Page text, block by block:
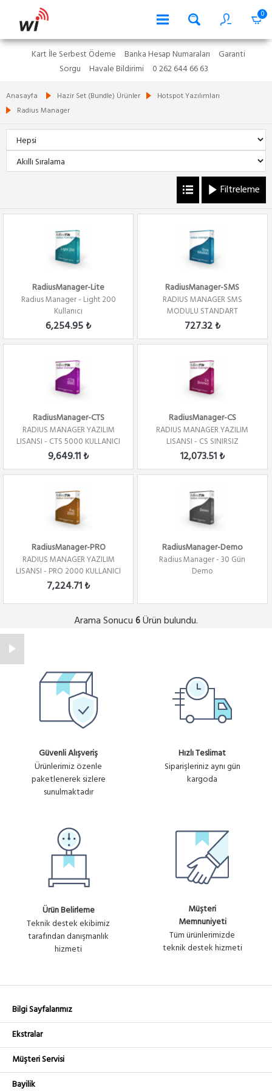
0
Kart İle Serbest Ödeme Banka Hesap Numaraları
Garanti
Sorgu
Havale Bildirimi 0 262 644 66 63
Anasayfa Hazir Set (Bundle) Ürünler
Hotspot Yazılımları
Radius Manager
Filtreleme
RadiusManager-Lite
Radius Manager - Light 200
Kullanıcı
6,254.95 ₺
RadiusManager-SMS
RADIUS MANAGER SMS
MODULU STANDART
727.32 ₺
RadiusManager-CTS
RADIUS MANAGER YAZILIM
LISANSI - CTS 5000 KULLANICI
9,649.11 ₺
RadiusManager-CS
RADIUS MANAGER YAZILIM
LISANSI - CS SINIRSIZ
KULLANICI
12,073.51 ₺
RadiusManager-PRO
RADIUS MANAGER YAZILIM
LISANSI - PRO 2000 KULLANICI
7,224.71 ₺
RadiusManager-Demo
Radius Manager - 30 Gün
Demo
Arama Sonucu 6Ürün bulundu.
Güvenli Alışveriş
Ürünlerimiz özenle
paketlenerek sizlere
sunulmaktadır
Hızlı Teslimat
Siparişleriniz aynı gün
kargoda
Ürün Belirleme
Teknik destek ekibimiz
tarafından danışmanlık
hizmeti
Müşteri
Memnuniyeti
Tüm ürünlerimizde
teknik destek hizmeti
Bilgi Sayfalarımız
Ekstralar
Müşteri Servisi
Bayilik